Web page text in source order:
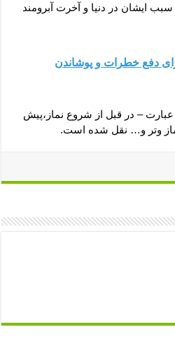
ایشان در دنیا و آخرت آبرومند
دفع خطرات و پوشاندن
عبارت – در قبل از شروع نماز،پیش
نماز وتر و… نقل شده است.